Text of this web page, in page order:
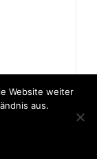
Website weiter
aus.